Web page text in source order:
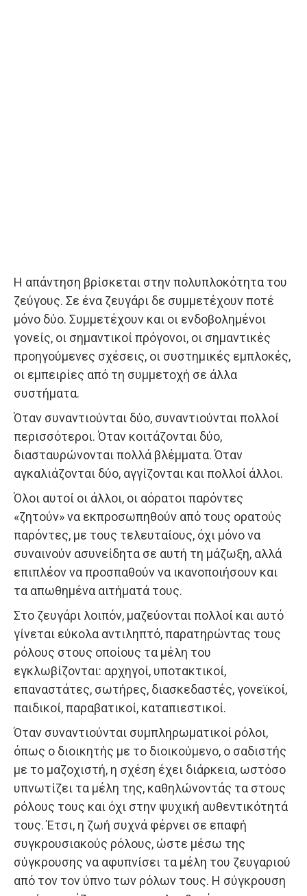
Η απάντηση βρίσκεται στην πολυπλοκότητα του
ζεύγους. Σε ένα ζευγάρι δε συμμετέχουν ποτέ
μόνο δύο. Συμμετέχουν και οι ενδοβολημένοι
γονείς, οι σημαντικοί πρόγονοι, οι σημαντικές
προηγούμενες σχέσεις, οι συστημικές εμπλοκές,
οι εμπειρίες από τη συμμετοχή σε άλλα
συστήματα.
Όταν συναντιούνται δύο, συναντιούνται πολλοί
περισσότεροι. Όταν κοιτάζονται δύο,
διασταυρώνονται πολλά βλέμματα. Όταν
αγκαλιάζονται δύο, αγγίζονται και πολλοί άλλοι.
Όλοι αυτοί οι άλλοι, οι αόρατοι παρόντες
«ζητούν» να εκπροσωπηθούν από τους ορατούς
παρόντες, με τους τελευταίους, όχι μόνο να
συναινούν ασυνείδητα σε αυτή τη μάζωξη, αλλά
επιπλέον να προσπαθούν να ικανοποιήσουν και
τα απωθημένα αιτήματά τους.
Στο ζευγάρι λοιπόν, μαζεύονται πολλοί και αυτό
γίνεται εύκολα αντιληπτό, παρατηρώντας τους
ρόλους στους οποίους τα μέλη του
εγκλωβίζονται: αρχηγοί, υποτακτικοί,
επαναστάτες, σωτήρες, διασκεδαστές, γονεϊκοί,
παιδικοί, παραβατικοί, καταπιεστικοί.
Όταν συναντιούνται συμπληρωματικοί ρόλοι,
όπως ο διοικητής με το διοικούμενο, ο σαδιστής
με το μαζοχιστή, η σχέση έχει διάρκεια, ωστόσο
υπνωτίζει τα μέλη της, καθηλώνοντάς τα στους
ρόλους τους και όχι στην ψυχική αυθεντικότητά
τους. Έτσι, η ζωή συχνά φέρνει σε επαφή
συγκρουσιακούς ρόλους, ώστε μέσω της
σύγκρουσης να αφυπνίσει τα μέλη του ζευγαριού
από τον τον ύπνο των ρόλων τους. Η σύγκρουση